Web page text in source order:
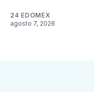
24 EDOMEX
agosto 7, 2026